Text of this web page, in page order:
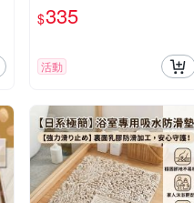
$335
活動